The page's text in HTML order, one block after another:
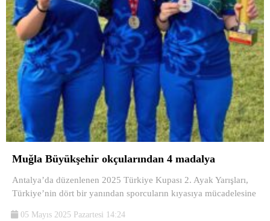
Muğla Büyükşehir okçularından 4 madalya
Antalya’da düzenlenen 2025 Türkiye Kupası 2. Ayak Yarışları,
Türkiye’nin dört bir yanından sporcuların kıyasıya mücadelesine
05 Mayıs 2025 Pazartesi 14:24